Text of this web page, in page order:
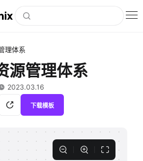
理体系
源管理体系
2023.03.16
下载模板